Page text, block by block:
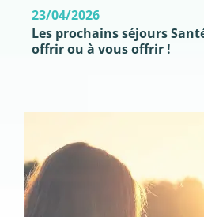
23/04/2026
Les prochains séjours
offrir ou à vous offrir !